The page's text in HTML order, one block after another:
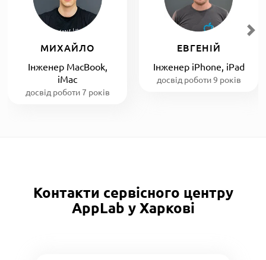
МИХАЙЛО
Інженер MacBook,
iMac
досвід роботи 7 років
ЕВГЕНІЙ
Інженер iPhone, iPad
досвід роботи 9 років
Контакти сервісного центру
AppLab у Харкові